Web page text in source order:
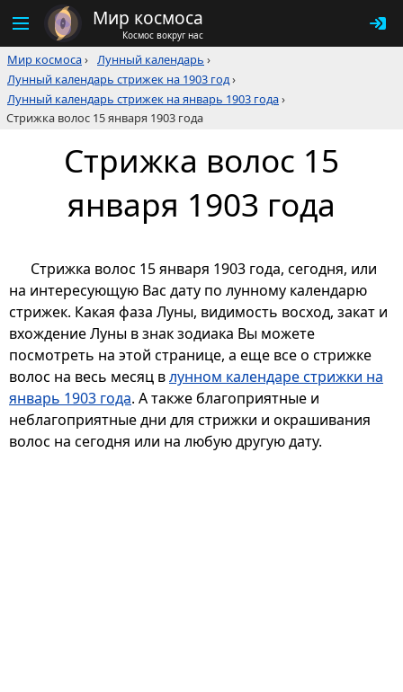
Мир космоса
Космос вокруг нас
Мир космоса› Лунный календарь ›
Лунный календарь стрижек на 1903 год›
Лунный календарь стрижек на январь 1903 года›
Стрижка волос 15 января 1903 года
Стрижка волос 15
января 1903 года
Стрижка волос 15 января 1903 года, сегодня, или
на интересующую Вас дату по лунному календарю
стрижек. Какая фаза Луны, видимость восход, закат и
вхождение Луны в знак зодиака Вы можете
посмотреть на этой странице, а еще все о стрижке
волос на весь месяц влунном календаре стрижки на
январь 1903 года. А также благоприятные и
неблагоприятные дни для стрижки и окрашивания
волос на сегодня или на любую другую дату.